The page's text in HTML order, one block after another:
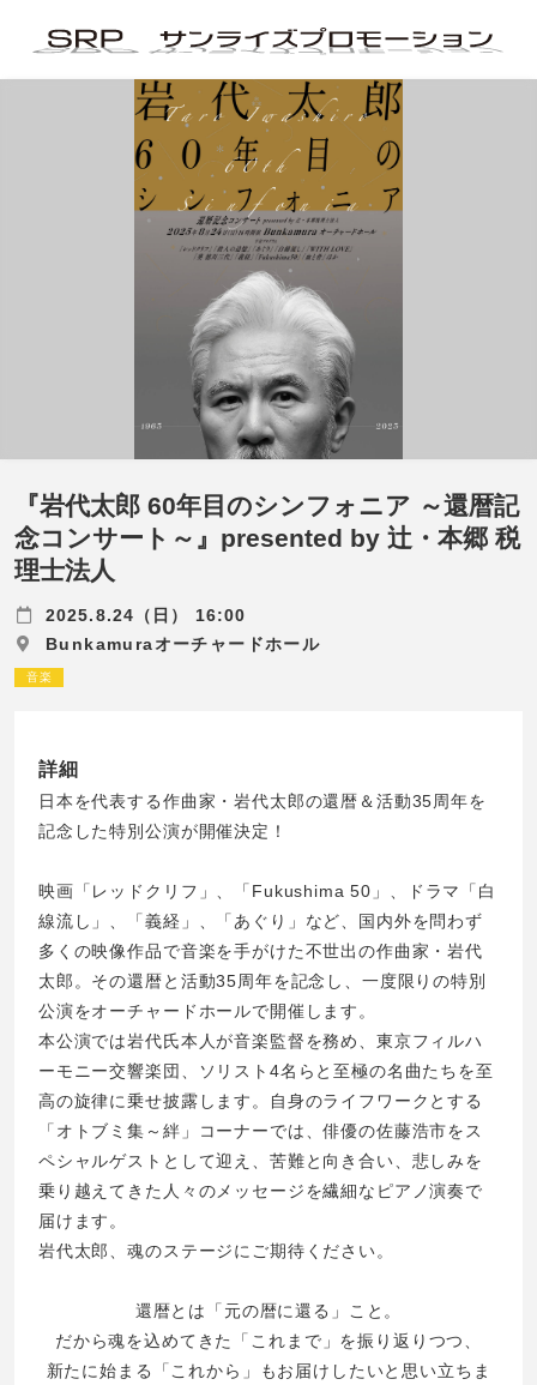
『岩代太郎 60年目のシンフォニア ～還暦記
念コンサート～』presented by 辻󠄀・本郷 税
理士法人
2025.8.24（日） 16:00
Bunkamuraオーチャードホール
音楽
詳細
日本を代表する作曲家・岩代太郎の還暦＆活動35周年を
記念した特別公演が開催決定！
映画「レッドクリフ」、「Fukushima 50」、ドラマ「白
線流し」、「義経」、「あぐり」など、国内外を問わず
多くの映像作品で音楽を手がけた不世出の作曲家・岩代
太郎。その還暦と活動35周年を記念し、一度限りの特別
公演をオーチャードホールで開催します。
本公演では岩代氏本人が音楽監督を務め、東京フィルハ
ーモニー交響楽団、ソリスト4名らと至極の名曲たちを至
高の旋律に乗せ披露します。自身のライフワークとする
「オトブミ集～絆」コーナーでは、俳優の佐藤浩市をス
ペシャルゲストとして迎え、苦難と向き合い、悲しみを
乗り越えてきた人々のメッセージを繊細なピアノ演奏で
届けます。
岩代太郎、魂のステージにご期待ください。
還暦とは「元の暦に還る」こと。
だから魂を込めてきた「これまで」を振り返りつつ、
新たに始まる「これから」もお届けしたいと思い立ちま